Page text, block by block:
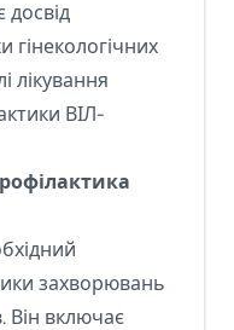
досвід
гінекологічних
лікування
ВІЛ-
захворювань
Він включає